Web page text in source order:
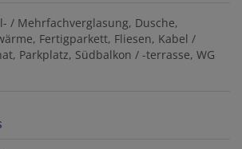
/ Mehrfachverglasung Dusche
Fertigparkett Fliesen Kabel /
Parkplatz Südbalkon / -terrasse WG